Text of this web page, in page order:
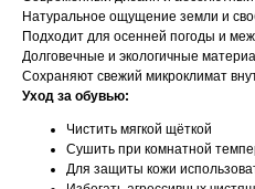
Натуральное ощущение земли и
Подходит для осенней погоды и
Долговечные и экологичные
Сохраняют свежий микроклимат
Уход за обувью:
Чистить мягкой щёткой
Сушить при комнатной
Для защиты кожи